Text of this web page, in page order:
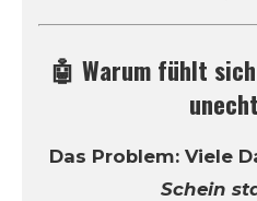
🤖 Warum fühlt
Das Problem: Viele
Schein